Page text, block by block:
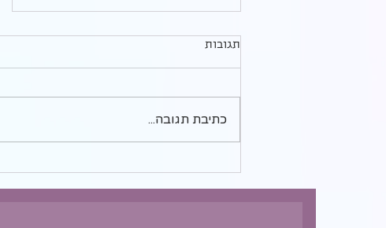
לחפור את הבאר במקום הנכון/
"ערך עצמי" - פרק 8 ואחרון
על "ערך עצמי". ככל שאנחנו עוסקות
בזה עולות לי עוד תובנות בעניין:
דיוקים, ותוספות. אולי יש גם מפתח
תגובות
כתיבת תגובה...